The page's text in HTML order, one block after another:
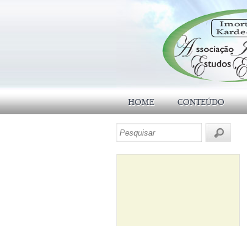
HOME CONTEÚDO